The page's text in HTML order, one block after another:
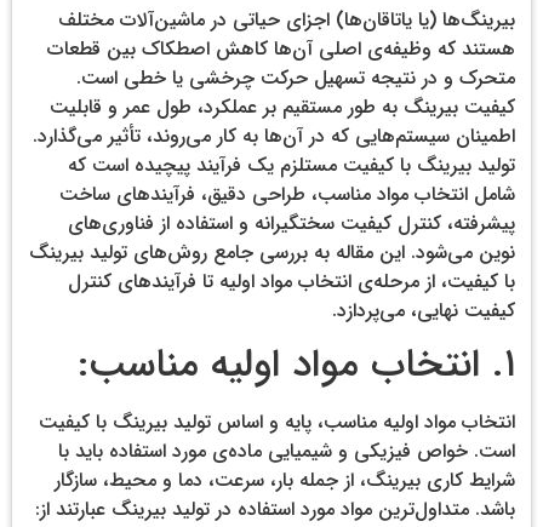
بیرینگ‌ها (یا یاتاقان‌ها) اجزای حیاتی در ماشین‌آلات مختلف
هستند که وظیفه‌ی اصلی آن‌ها کاهش اصطکاک بین قطعات
متحرک و در نتیجه تسهیل حرکت چرخشی یا خطی است.
کیفیت بیرینگ به طور مستقیم بر عملکرد، طول عمر و قابلیت
اطمینان سیستم‌هایی که در آن‌ها به کار می‌روند، تأثیر می‌گذارد.
تولید بیرینگ با کیفیت مستلزم یک فرآیند پیچیده است که
شامل انتخاب مواد مناسب، طراحی دقیق، فرآیندهای ساخت
پیشرفته، کنترل کیفیت سختگیرانه و استفاده از فناوری‌های
نوین می‌شود. این مقاله به بررسی جامع روش‌های تولید بیرینگ
با کیفیت، از مرحله‌ی انتخاب مواد اولیه تا فرآیندهای کنترل
کیفیت نهایی، می‌پردازد.
۱. انتخاب مواد اولیه مناسب:
انتخاب مواد اولیه مناسب، پایه و اساس تولید بیرینگ با کیفیت
است. خواص فیزیکی و شیمیایی ماده‌ی مورد استفاده باید با
شرایط کاری بیرینگ، از جمله بار، سرعت، دما و محیط، سازگار
باشد. متداول‌ترین مواد مورد استفاده در تولید بیرینگ عبارتند از: